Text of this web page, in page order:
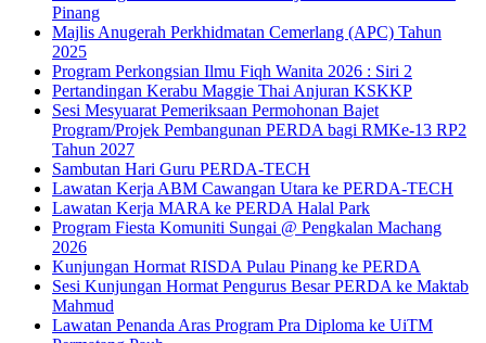
Pinang
Majlis Anugerah Perkhidmatan Cemerlang (APC) Tahun
2025
Program Perkongsian Ilmu Fiqh Wanita 2026 : Siri 2
Pertandingan Kerabu Maggie Thai Anjuran KSKKP
Sesi Mesyuarat Pemeriksaan Permohonan Bajet
Program/Projek Pembangunan PERDA bagi RMKe-13 RP2
Tahun 2027
Sambutan Hari Guru PERDA-TECH
Lawatan Kerja ABM Cawangan Utara ke PERDA-TECH
Lawatan Kerja MARA ke PERDA Halal Park
Program Fiesta Komuniti Sungai @ Pengkalan Machang
2026
Kunjungan Hormat RISDA Pulau Pinang ke PERDA
Sesi Kunjungan Hormat Pengurus Besar PERDA ke Maktab
Mahmud
Lawatan Penanda Aras Program Pra Diploma ke UiTM